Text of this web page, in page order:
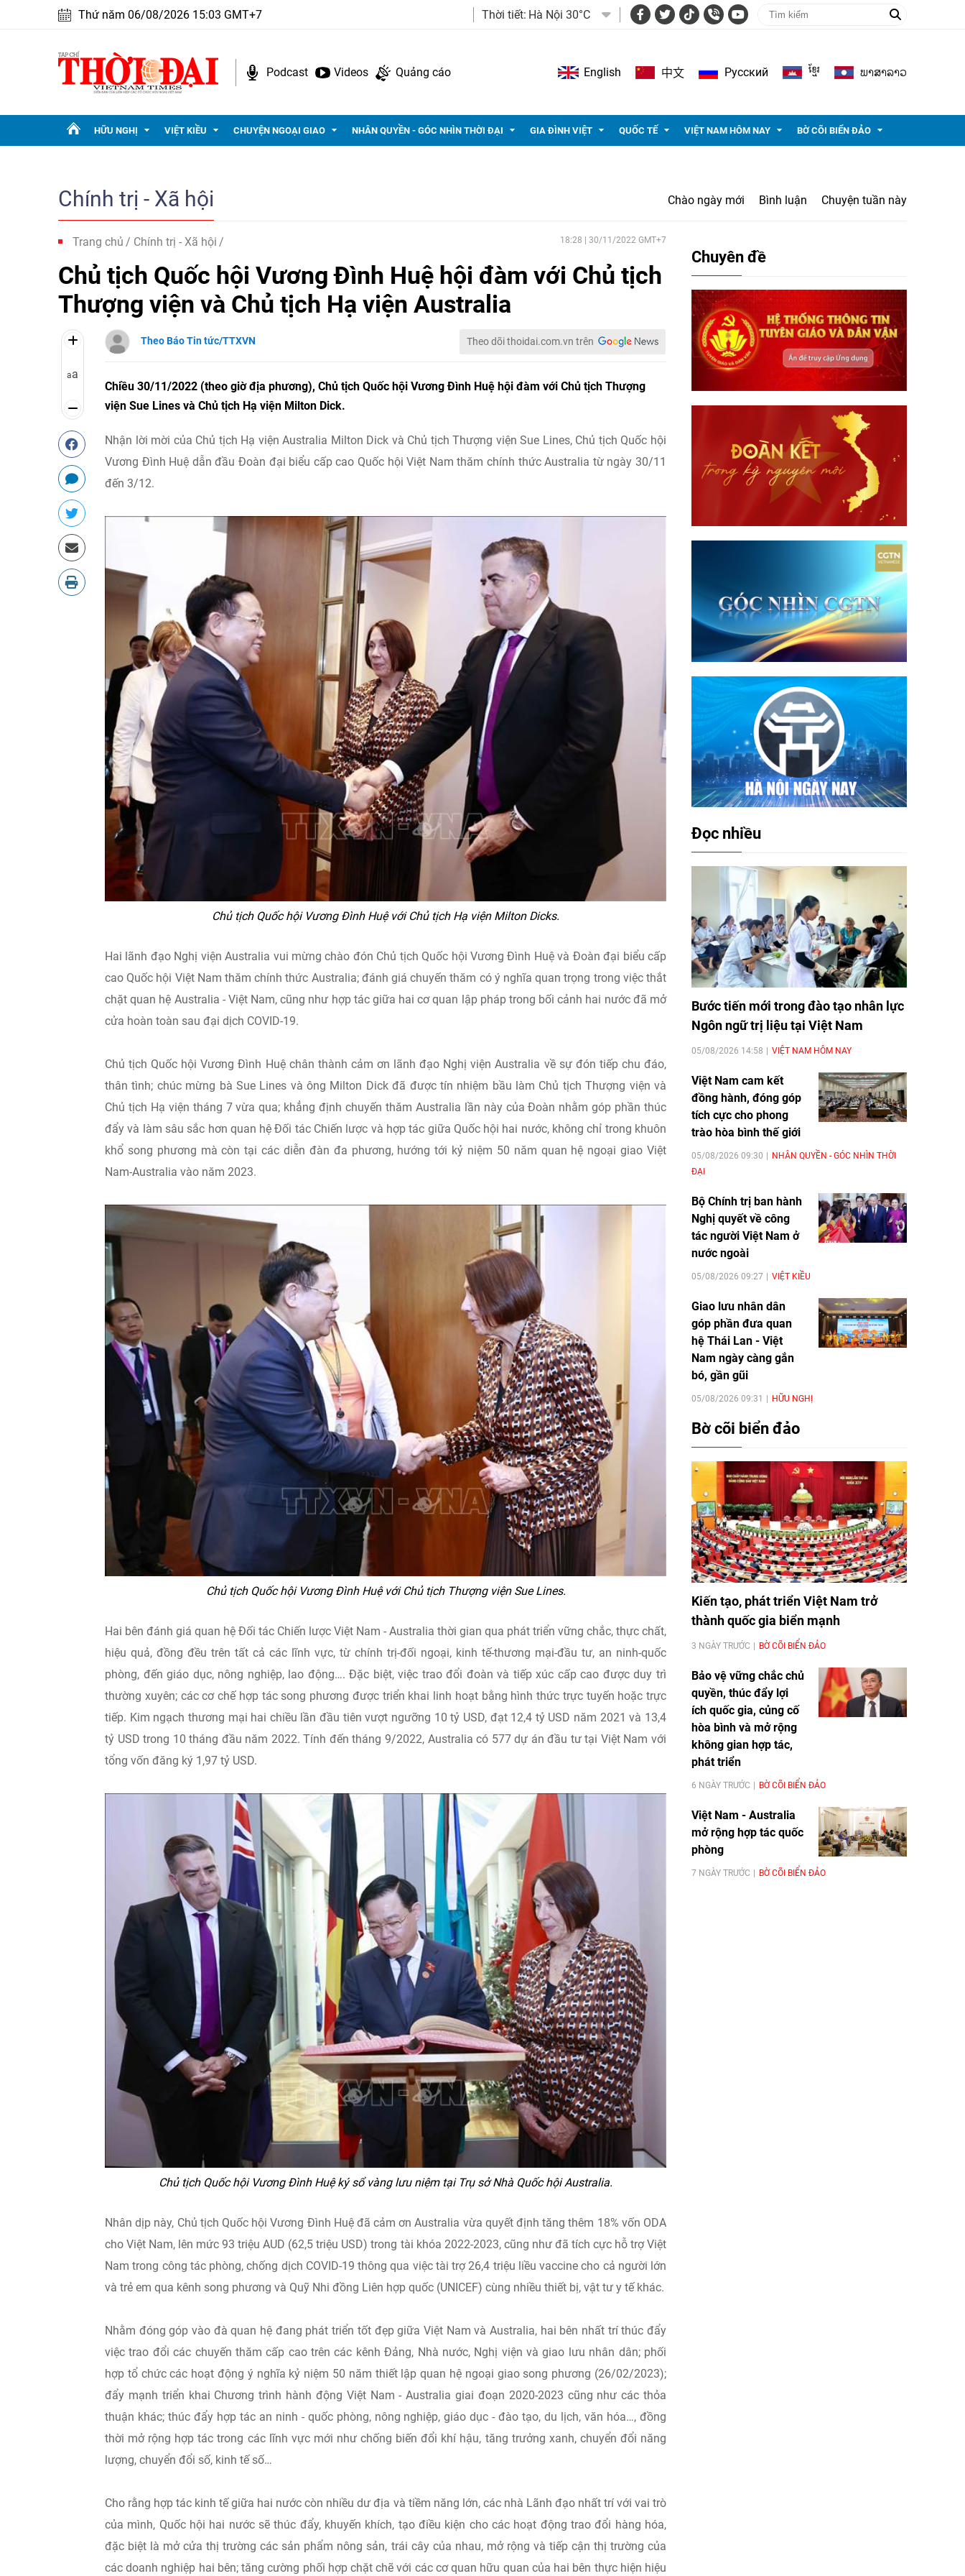
Thứ năm 06/08/2026 15:03 GMT+7 Thời tiết: Hà Nội 30°C
Podcast Videos Quảng cáo English 中文 Pусский ខ្មែរ ພາ​ສາ​ລາວ
HỮU NGHỊ VIỆT KIỀU CHUYỆN NGOẠI GIAO NHÂN QUYỀN - GÓC NHÌN THỜI ĐẠI GIA ĐÌNH VIỆT QUỐC TẾ VIỆT NAM HÔM NAY BỜ CÕI BIỂN ĐẢO
Chính trị - Xã hội Chào ngày mới Bình luận Chuyện tuần này
Trang chủ Chính trị - Xã hội 18:28 | 30/11/2022 GMT+7
Chủ tịch Quốc hội Vương Đình Huệ hội đàm với Chủ tịch
Thượng viện và Chủ tịch Hạ viện Australia
aa
Theo Báo Tin tức/TTXVN Theo dõi thoidai.com.vn trên
Chiều 30/11/2022 (theo giờ địa phương), Chủ tịch Quốc hội Vương Đình Huệ hội đàm với Chủ tịch Thượng
viện Sue Lines và Chủ tịch Hạ viện Milton Dick.
Nhận lời mời của Chủ tịch Hạ viện Australia Milton Dick và Chủ tịch Thượng viện Sue Lines, Chủ tịch Quốc hội
Vương Đình Huệ dẫn đầu Đoàn đại biểu cấp cao Quốc hội Việt Nam thăm chính thức Australia từ ngày 30/11
đến 3/12.
Chủ tịch Quốc hội Vương Đình Huệ với Chủ tịch Hạ viện Milton Dicks.
Hai lãnh đạo Nghị viện Australia vui mừng chào đón Chủ tịch Quốc hội Vương Đình Huệ và Đoàn đại biểu cấp
cao Quốc hội Việt Nam thăm chính thức Australia; đánh giá chuyến thăm có ý nghĩa quan trọng trong việc thắt
chặt quan hệ Australia - Việt Nam, cũng như hợp tác giữa hai cơ quan lập pháp trong bối cảnh hai nước đã mở
cửa hoàn toàn sau đại dịch COVID-19.
Chủ tịch Quốc hội Vương Đình Huệ chân thành cảm ơn lãnh đạo Nghị viện Australia về sự đón tiếp chu đáo,
thân tình; chúc mừng bà Sue Lines và ông Milton Dick đã được tín nhiệm bầu làm Chủ tịch Thượng viện và
Chủ tịch Hạ viện tháng 7 vừa qua; khẳng định chuyến thăm Australia lần này của Đoàn nhằm góp phần thúc
đẩy và làm sâu sắc hơn quan hệ Đối tác Chiến lược và hợp tác giữa Quốc hội hai nước, không chỉ trong khuôn
khổ song phương mà còn tại các diễn đàn đa phương, hướng tới kỷ niệm 50 năm quan hệ ngoại giao Việt
Nam-Australia vào năm 2023.
Chủ tịch Quốc hội Vương Đình Huệ với Chủ tịch Thượng viện Sue Lines.
Hai bên đánh giá quan hệ Đối tác Chiến lược Việt Nam - Australia thời gian qua phát triển vững chắc, thực chất,
hiệu quả, đồng đều trên tất cả các lĩnh vực, từ chính trị-đối ngoại, kinh tế-thương mại-đầu tư, an ninh-quốc
phòng, đến giáo dục, nông nghiệp, lao động…. Đặc biệt, việc trao đổi đoàn và tiếp xúc cấp cao được duy trì
thường xuyên; các cơ chế hợp tác song phương được triển khai linh hoạt bằng hình thức trực tuyến hoặc trực
tiếp. Kim ngạch thương mại hai chiều lần đầu tiên vượt ngưỡng 10 tỷ USD, đạt 12,4 tỷ USD năm 2021 và 13,4
tỷ USD trong 10 tháng đầu năm 2022. Tính đến tháng 9/2022, Australia có 577 dự án đầu tư tại Việt Nam với
tổng vốn đăng ký 1,97 tỷ USD.
Chủ tịch Quốc hội Vương Đình Huệ ký sổ vàng lưu niệm tại Trụ sở Nhà Quốc hội Australia.
Nhân dịp này, Chủ tịch Quốc hội Vương Đình Huệ đã cảm ơn Australia vừa quyết định tăng thêm 18% vốn ODA
cho Việt Nam, lên mức 93 triệu AUD (62,5 triệu USD) trong tài khóa 2022-2023, cũng như đã tích cực hỗ trợ Việt
Nam trong công tác phòng, chống dịch COVID-19 thông qua việc tài trợ 26,4 triệu liều vaccine cho cả người lớn
và trẻ em qua kênh song phương và Quỹ Nhi đồng Liên hợp quốc (UNICEF) cùng nhiều thiết bị, vật tư y tế khác.
Nhằm đóng góp vào đà quan hệ đang phát triển tốt đẹp giữa Việt Nam và Australia, hai bên nhất trí thúc đẩy
việc trao đổi các chuyến thăm cấp cao trên các kênh Đảng, Nhà nước, Nghị viện và giao lưu nhân dân; phối
hợp tổ chức các hoạt động ý nghĩa kỷ niệm 50 năm thiết lập quan hệ ngoại giao song phương (26/02/2023);
đẩy mạnh triển khai Chương trình hành động Việt Nam - Australia giai đoạn 2020-2023 cũng như các thỏa
thuận khác; thúc đẩy hợp tác an ninh - quốc phòng, nông nghiệp, giáo dục - đào tạo, du lịch, văn hóa…, đồng
thời mở rộng hợp tác trong các lĩnh vực mới như chống biến đổi khí hậu, tăng trưởng xanh, chuyển đổi năng
lượng, chuyển đổi số, kinh tế số…
Cho rằng hợp tác kinh tế giữa hai nước còn nhiều dư địa và tiềm năng lớn, các nhà Lãnh đạo nhất trí với vai trò
của mình, Quốc hội hai nước sẽ thúc đẩy, khuyến khích, tạo điều kiện cho các hoạt động trao đổi hàng hóa,
đặc biệt là mở cửa thị trường các sản phẩm nông sản, trái cây của nhau, mở rộng và tiếp cận thị trường của
các doanh nghiệp hai bên; tăng cường phối hợp chặt chẽ với các cơ quan hữu quan của hai bên thực hiện hiệu
Chuyên đề
Đọc nhiều
Bước tiến mới trong đào tạo nhân lực
Ngôn ngữ trị liệu tại Việt Nam
05/08/2026 14:58 VIỆT NAM HÔM NAY
Việt Nam cam kết
đồng hành, đóng góp
tích cực cho phong
trào hòa bình thế giới
05/08/2026 09:30
NHÂN QUYỀN - GÓC NHÌN THỜI
ĐẠI
Bộ Chính trị ban hành
Nghị quyết về công
tác người Việt Nam ở
nước ngoài
05/08/2026 09:27 VIỆT KIỀU
Giao lưu nhân dân
góp phần đưa quan
hệ Thái Lan - Việt
Nam ngày càng gắn
bó, gần gũi
05/08/2026 09:31 HỮU NGHỊ
Bờ cõi biển đảo
Kiến tạo, phát triển Việt Nam trở
thành quốc gia biển mạnh
3 NGÀY TRƯỚC BỜ CÕI BIỂN ĐẢO
Bảo vệ vững chắc chủ
quyền, thúc đẩy lợi
ích quốc gia, củng cố
hòa bình và mở rộng
không gian hợp tác,
phát triển
6 NGÀY TRƯỚC BỜ CÕI BIỂN ĐẢO
Việt Nam - Australia
mở rộng hợp tác quốc
phòng
7 NGÀY TRƯỚC BỜ CÕI BIỂN ĐẢO